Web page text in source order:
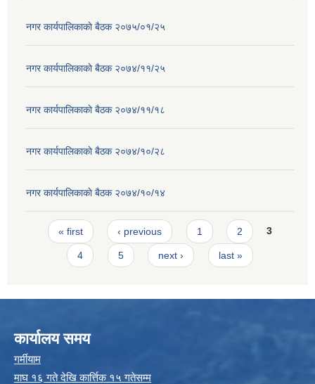
नगर कार्यपालिकाकाे बैठक २०७५/०१/२५
नगर कार्यपालिकाकाे बैठक २०७४/११/२५
नगर कार्यपालिकाकाे बैठक २०७४/११/१८
नगर कार्यपालिकाकाे बैठक २०७४/१०/२८
नगर कार्यपालिकाकाे बैठक २०७४/१०/१४
Pages
« first ‹ previous 1 2 3
4 5 next › last »
कार्यालय समय
गर्मीयाम
माघ १६ गते देखि कार्त्तिक १५ गतेसम्म